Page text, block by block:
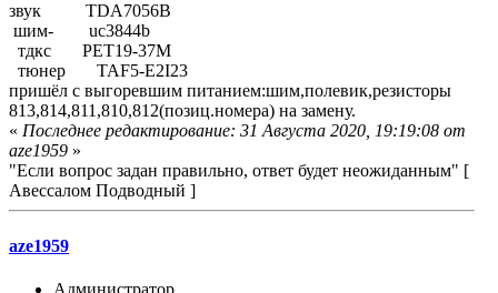
звук TDA7056B
шим- uc3844b
тдкс PET19-37M
тюнер TAF5-E2I23
пришёл с выгоревшим питанием:шим,полевик,резисторы
813,814,811,810,812(позиц.номера) на замену.
« Последнее редактирование: 31 Августа 2020, 19:19:08 от
aze1959 »
"Если вопрос задан правильно, ответ будет неожиданным" [
Авессалом Подводный ]
aze1959
Администратор